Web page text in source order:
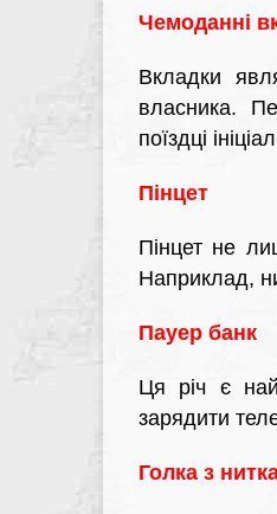
Чемоданні
Вкладки
власника.
поїздці
Пінцет
Пінцет не
Наприклад,
Пауер банк
Ця річ є
зарядити
Голка з